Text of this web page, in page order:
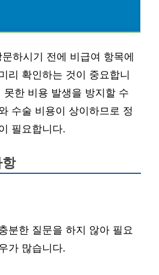
하시기 전에 비급여 항목에
리 확인하는 것이 중요합니
못한 비용 발생을 방지할 수
수술 비용이 상이하므로 정
필요합니다.
분한 질문을 하지 않아 필요
가 많습니다.